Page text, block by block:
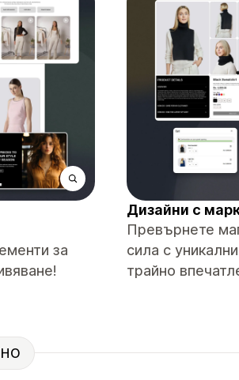
за
Дизайни с
Превърнете
сила с
трайно